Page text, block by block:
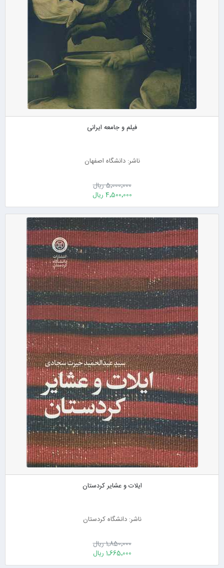
فیلم و جامعه ایرانی
ناشر: دانشگاه اصفهان
5٬000٬000 ریال
4٬500٬000 ریال
ایلات و عشایر کردستان
ناشر: دانشگاه کردستان
1٬850٬000 ریال
1٬665٬000 ریال